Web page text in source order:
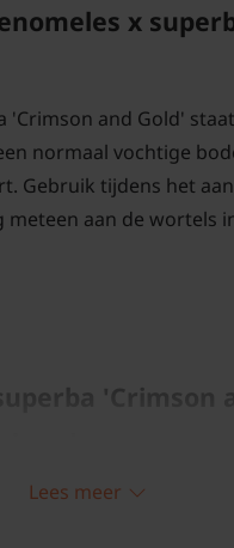
x
'Crimson and Gold'
normaal vochtige
Gebruik tijdens het
aan de wortels
'Crimson
vrij langzaam en hoeft
Lees meer